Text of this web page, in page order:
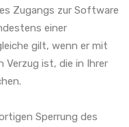
Zugangs zur Software
einer
gilt, wenn er mit
Verzug ist, die in Ihrer
Sperrung des